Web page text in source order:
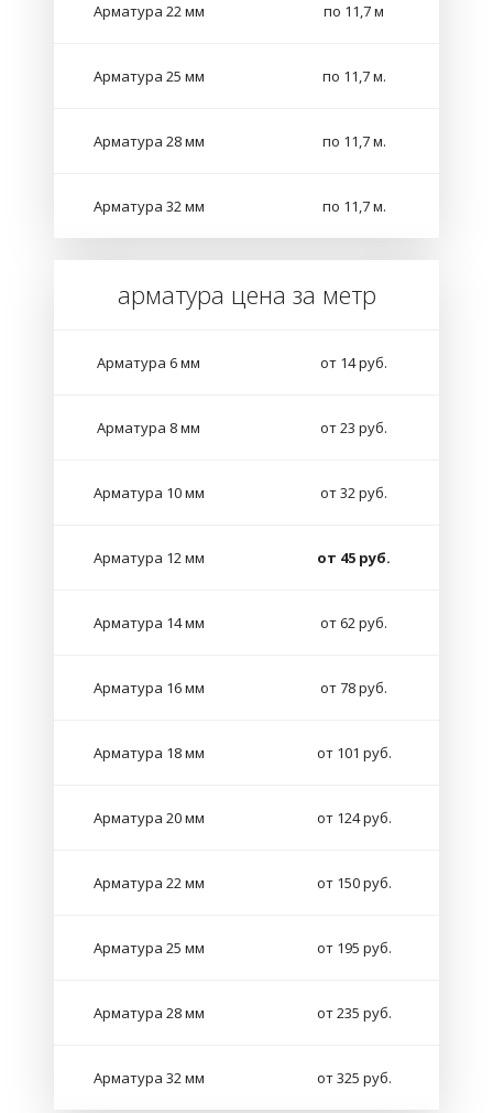
Арматура 22 мм по 11,7 м
Арматура 25 мм по 11,7 м.
Арматура 28 мм по 11,7 м.
Арматура 32 мм по 11,7 м.
арматура цена за метр
Арматура 6 мм от 14 руб.
Арматура 8 мм от 23 руб.
Арматура 10 мм от 32 руб.
Арматура 12 мм от 45 руб.
Арматура 14 мм от 62 руб.
Арматура 16 мм от 78 руб.
Арматура 18 мм от 101 руб.
Арматура 20 мм от 124 руб.
Арматура 22 мм от 150 руб.
Арматура 25 мм от 195 руб.
Арматура 28 мм от 235 руб.
Арматура 32 мм от 325 руб.